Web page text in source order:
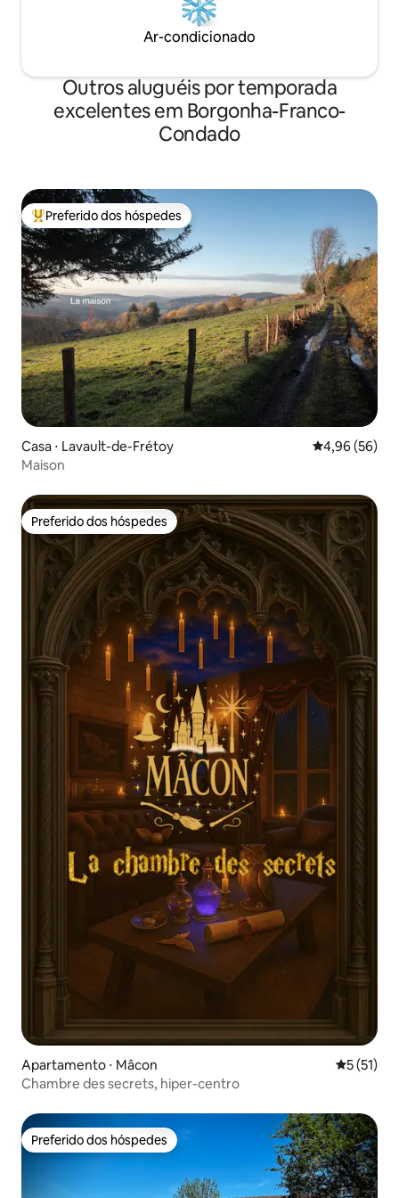
Ar-condicionado
Outros aluguéis por temporada
excelentes em Borgonha-Franco-
Condado
Entre os melhores preferidos dos hóspedes
Preferido dos hóspedes
Casa ⋅ Lavault-de-Frétoy 4,96 de uma
4,96 (56)
Maison
Preferido dos hóspedes
Preferido dos hóspedes
Apartamento ⋅ Mâcon 5 de uma
5 (51)
Chambre des secrets, hiper-centro
Preferido dos hóspedes
Preferido dos hóspedes